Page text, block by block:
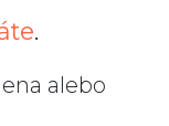
.
alebo